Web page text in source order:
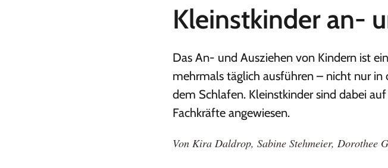
:
Kleinstkinder an-
Das An- und Ausziehen von Kindern ist
mehrmals täglich ausführen – nicht nur in
dem Schlafen. Kleinstkinder sind dabei
Fachkräfte angewiesen.
Von Kira Daldrop, Sabine Stehmeier, Dorothee